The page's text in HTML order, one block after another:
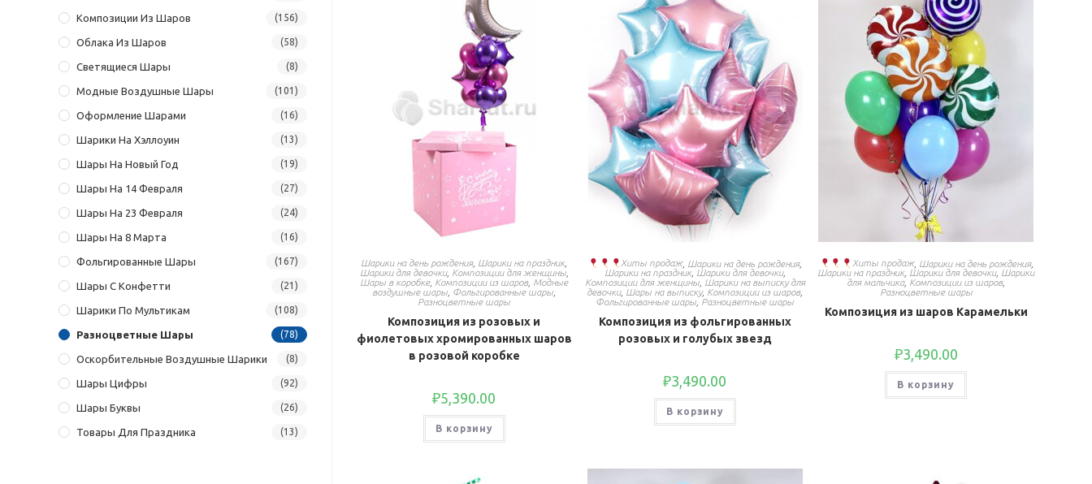
Шарики на день рождения, Шарики на праздник,
Шарики для девочки, Композиции для женщины,
Шары в коробке, Композиции из шаров, Модные
воздушные шары Фольгированные шары
Разноцветные шары
Композиция из розовых и
фиолетовых хромированных шаров
в розовой коробке
₽5,390.00
В корзину
Хиты продаж, Шарики на день рождения,
Шарики на праздник, Шарики для девочки,
Композиции для женщины, Шарики на выписку для
девочки, Шары на выписку, Композиции из шаров,
Фольгированные шары Разноцветные шары
Композиция из фольгированных
розовых и голубых звезд
₽3,490.00
В корзину
Хиты продаж, Шарики на день рождения,
Шарики на праздник, Шарики для девочки, Шарики
для мальчика, Композиции из шаров,
Разноцветные шары
Композиция из шаров Карамельки
₽3,490.00
В корзину
Композиции Из Шаров (156)
Облака Из Шаров (58)
Светящиеся Шары (8)
Модные Воздушные Шары (101)
Оформление Шарами (16)
Шарики На Хэллоуин (13)
Шары На Новый Год (19)
Шары На 14 Февраля (27)
Шары На 23 Февраля (24)
Шары На 8 Марта (16)
Фольгированные Шары (167)
Шары С Конфетти (21)
Шарики По Мультикам (108)
Разноцветные Шары (78)
Оскорбительные Воздушные Шарики (8)
Шары Цифры (92)
Шары Буквы (26)
Товары Для Праздника (13)